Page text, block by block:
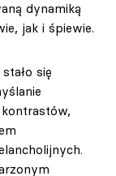
dynamiką
jak i śpiewie.
się